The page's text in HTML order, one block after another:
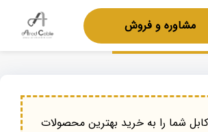
مشاوره و فروش
شما را به خرید بهترین محصولات